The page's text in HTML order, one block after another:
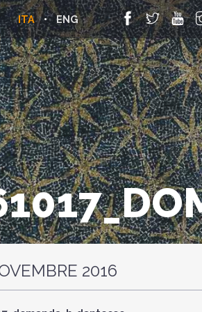
ENG
ITA
2016